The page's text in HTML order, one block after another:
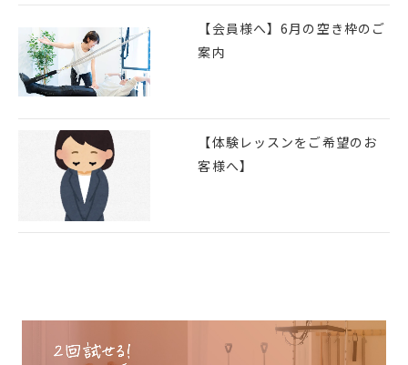
【会員様へ】6月の空き枠のご
案内
【体験レッスンをご希望のお
客様へ】